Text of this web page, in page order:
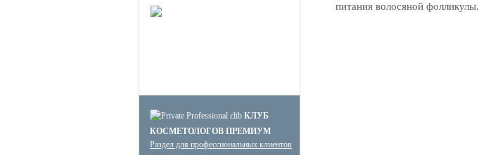
КЛУБ
КОСМЕТОЛОГОВ ПРЕМИУМ
Раздел для профессиональных клиентов
питания волосяной фолликулы.